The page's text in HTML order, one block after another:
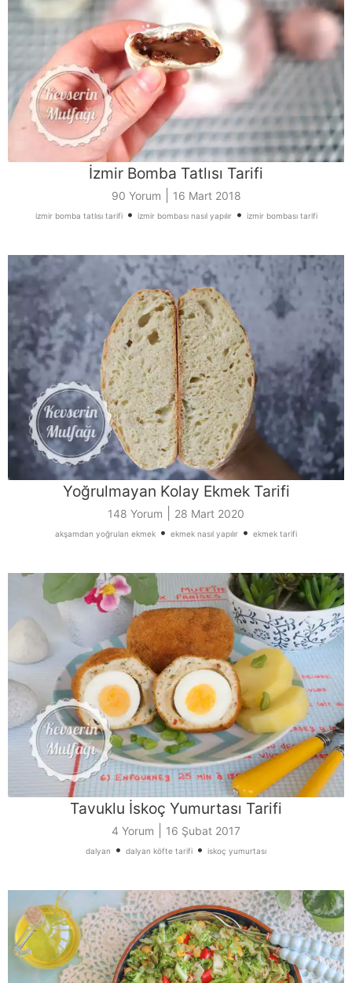
İzmir Bomba Tatlısı Tarifi
90 Yorum 16 Mart 2018
izmir bomba tatlısı tarifi• izmir bombası nasıl yapılır• izmir bombası tarifi
Yoğrulmayan Kolay Ekmek Tarifi
148 Yorum 28 Mart 2020
akşamdan yoğrulan ekmek • ekmek nasıl yapılır • ekmek tarifi
Tavuklu İskoç Yumurtası Tarifi
4 Yorum 16 Şubat 2017
dalyan • dalyan köfte tarifi • iskoç yumurtası